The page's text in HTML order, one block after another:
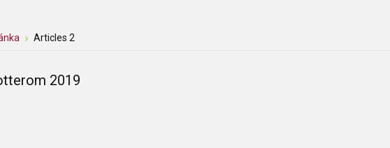
Articles 2
2019